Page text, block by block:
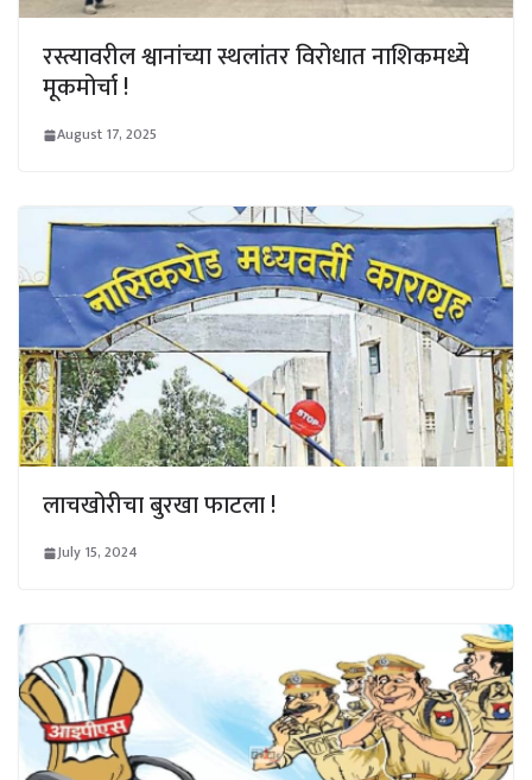
रस्त्यावरील श्वानांच्या स्थलांतर विरोधात नाशिकमध्ये
मूकमोर्चा !
August 17, 2025
लाचखोरीचा बुरखा फाटला !
July 15, 2024